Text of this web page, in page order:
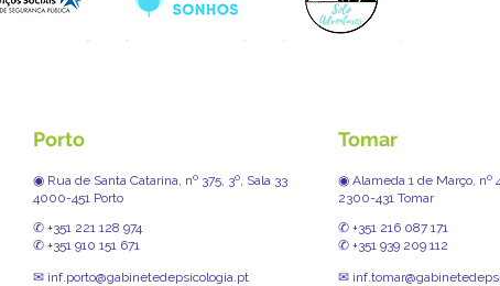
Porto
◉ Rua de Santa Catarina, nº 375, 3º, Sala 33
4000-451 Porto
✆ +351 221 128 974
✆ +351 910 151 671
✉ inf.porto@gabinetedepsicologia.pt
Tomar
◉ Alameda 1 de Março, nº
2300-431 Tomar
✆ +351 216 087 171
✆ +351 939 209 112
✉